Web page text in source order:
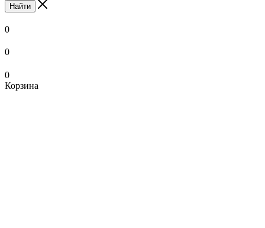
Найти
0
0
0
Корзина